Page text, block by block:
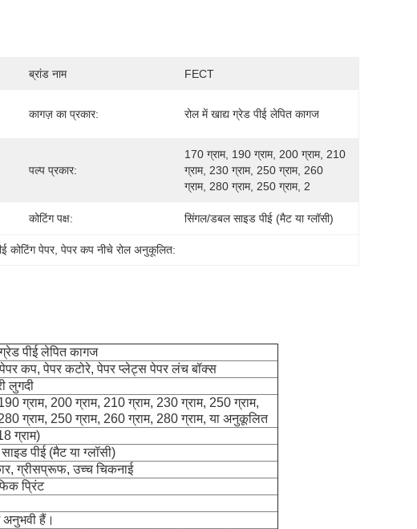
ब्रांड नाम FECT
कागज़ का प्रकार: रोल में खाद्य ग्रेड पीई लेपित कागज
पल्प प्रकार:
170 ग्राम, 190 ग्राम, 200 ग्राम, 210
ग्राम, 230 ग्राम, 250 ग्राम, 260
ग्राम, 280 ग्राम, 250 ग्राम, 2
कोटिंग पक्ष: सिंगल/डबल साइड पीई (मैट या ग्लॉसी)
कोटिंग पेपर, पेपर कप नीचे रोल अनुकूलित:
पीई लेपित कागज
पेपर कप, पेपर कटोरे, पेपर प्लेट्स पेपर लंच बॉक्स
लुगदी
ग्राम, 200 ग्राम, 210 ग्राम, 230 ग्राम, 250 ग्राम,
ग्राम, 250 ग्राम, 260 ग्राम, 280 ग्राम, या अनुकूलित
ग्राम)
पीई (मैट या ग्लॉसी)
ग्रीसप्रूफ, उच्च चिकनाई
प्रिंट
अनुभवी हैं।